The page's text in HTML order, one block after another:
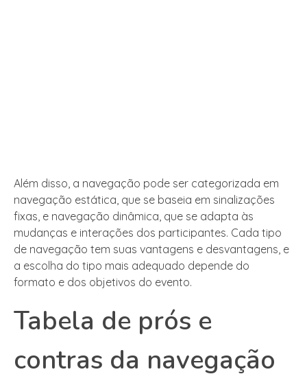
Além disso, a navegação pode ser categorizada em
navegação estática, que se baseia em sinalizações
fixas, e navegação dinâmica, que se adapta às
mudanças e interações dos participantes. Cada tipo
de navegação tem suas vantagens e desvantagens, e
a escolha do tipo mais adequado depende do
formato e dos objetivos do evento.
Tabela de prós e
contras da navegação